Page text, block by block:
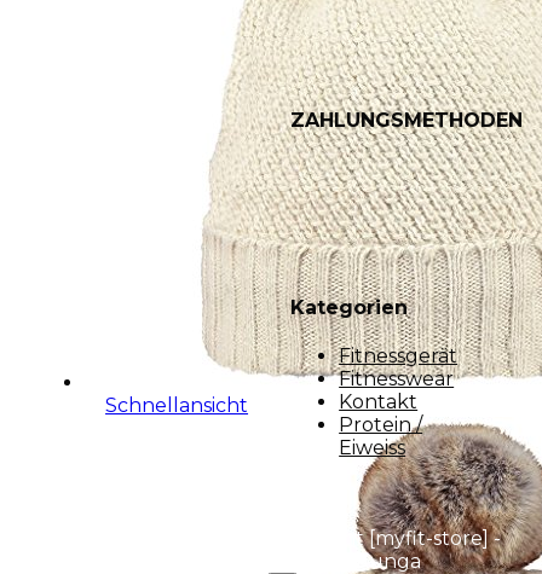
Schnellansicht
ZAHLUNGSMETHODEN
Kategorien
Fitnessgerät
Fitnesswear
Kontakt
Protein /
Eiweiss
Copyright [myfit-store] -
Made by Kunga